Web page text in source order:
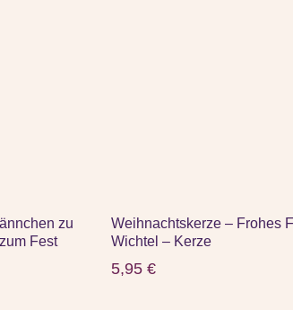
zu
Fest
Weihnachtskerze – Frohes
Wichtel – Kerze
5,95€